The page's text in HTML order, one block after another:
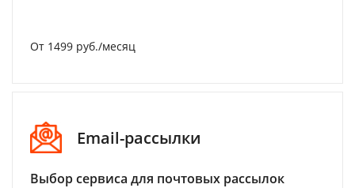
От 1499 руб./месяц
Email-рассылки
Выбор сервиса для почтовых рассылок